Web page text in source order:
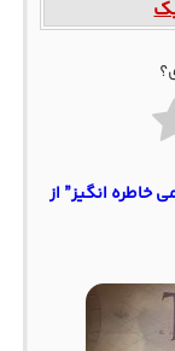
خاطره انگیز” از